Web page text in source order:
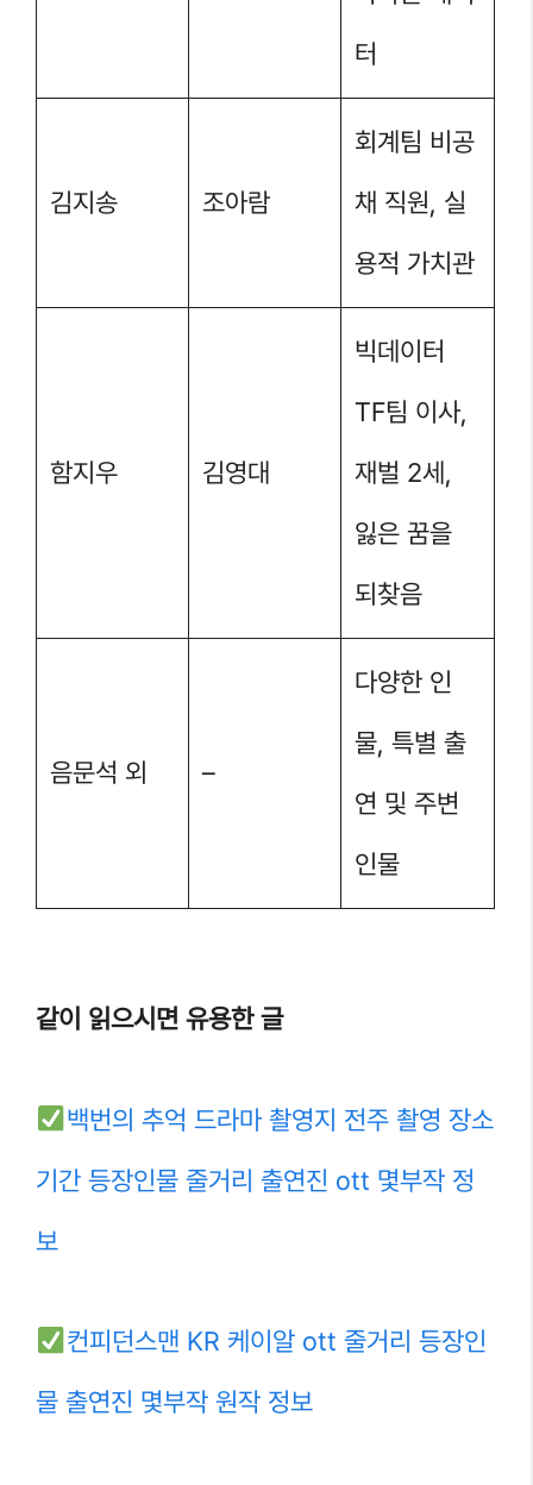
터
김지송 조아람
회계팀 비공
채 직원, 실
용적 가치관
함지우 김영대
빅데이터
TF팀 이사,
재벌 2세,
잃은 꿈을
되찾음
음문석 외 –
다양한 인
물, 특별 출
연 및 주변
인물
같이 읽으시면 유용한 글
백번의 추억 드라마 촬영지 전주 촬영 장소
기간 등장인물 줄거리 출연진 ott 몇부작 정
보
컨피던스맨 KR 케이알 ott 줄거리 등장인
물 출연진 몇부작 원작 정보